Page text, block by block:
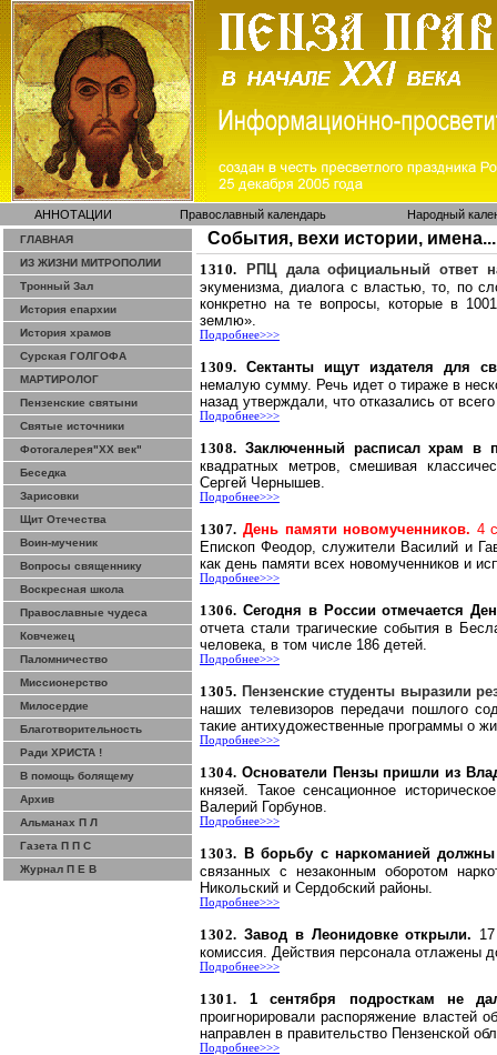
АННОТАЦИИ Православный календарь Народный
ГЛАВНАЯ
ИЗ ЖИЗНИ МИТРОПОЛИИ
Тронный Зал
История епархии
История храмов
Сурская ГОЛГОФА
МАРТИРОЛОГ
Пензенские святыни
Святые источники
Фотогалерея"ХХ век"
Беседка
Зарисовки
Щит Отечества
Воин-мученик
Вопросы священнику
Воскресная школа
Православные чудеса
Ковчежец
Паломничество
Миссионерство
Милосердие
Благотворительность
Ради ХРИСТА !
В помощь болящему
Архив
Альманах П Л
Газета П П С
Журнал П Е В
События, вехи истории, имена...
1310.
РПЦ дала официальный ответ
экуменизма, диалога с властью, то, по
конкретно на те вопросы, которые в
землю».
Подробнее>>>
1309.Сектанты ищут издателя для
немалую сумму. Речь идет о тираже в
назад утверждали, что отказались от
Подробнее>>>
1308.Заключенный расписал храм в
квадратных метров, смешивая
Сергей Чернышев.
Подробнее>>>
1307.День памятиновомученников. 4
Епископ Феодор, служители Василий и
как день памяти всех новомученников и
Подробнее>>>
1306.Сегодня в России отмечается
отчета стали трагические события в
человека, в том числе 186 детей.
Подробнее>>>
1305. Пензенские студенты выразили
наших телевизоров передачи пошлого
такие антихудожественные программы о
Подробнее>>>
1304.Основатели Пензы пришли из
князей. Такое сенсационное
Валерий Горбунов.
Подробнее>>>
1303. В борьбу с наркоманией
связанных с незаконным оборотом
Никольский и Сердобский районы.
Подробнее>>>
1302.Завод в Леонидовкеоткрыли.
комиссия. Действия персонала отлажены
Подробнее>>>
1301. 1 сентября подросткам не
проигнорировали распоряжение властей
направлен в правительство Пензенской
Подробнее>>>